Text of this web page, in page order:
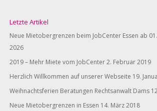
Letzte Artikel
Neue Mietobergrenzen beim JobCenter Essen ab
2026
2019 – Mehr Miete vom JobCenter2. Februar 2019
Herzlich Willkommen auf unserer Webseite 19.
Weihnachtsferien Beratungen Rechtsanwalt Dams
Neue Mietobergrenzen in Essen 14. März 2018